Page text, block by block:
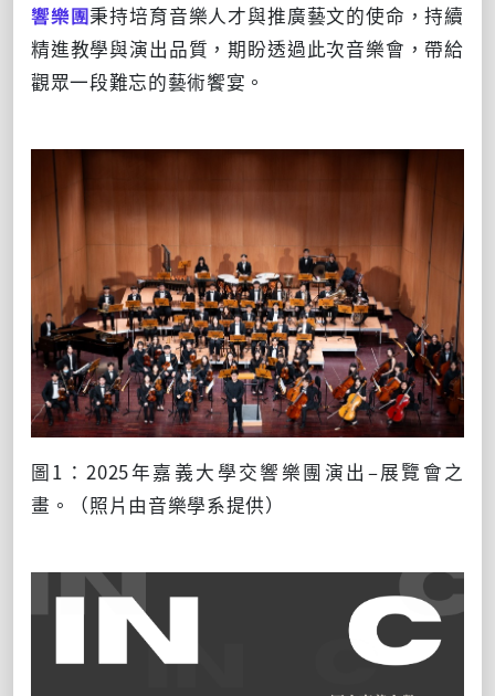
響樂團秉持培育音樂人才與推廣藝文的使命，持續
精進教學與演出品質，期盼透過此次音樂會，帶給
觀眾一段難忘的藝術饗宴。
圖1：2025年嘉義大學交響樂團演出–展覽會之
畫。（照片由音樂學系提供）